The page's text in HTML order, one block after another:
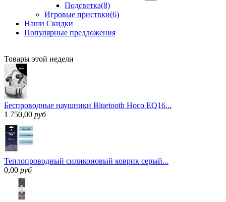
Подсветка(8)
Игровые приствки(6)
Наши Скидки
Популярные предложения
Товары этой недели
Беспроводные наушники Bluetooth Hoco EQ16...
1 750,00 руб
Теплопроводный силиконовый коврик серый...
0,00 руб